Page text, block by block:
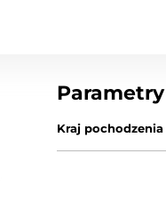
Parametry
Kraj pochodzenia